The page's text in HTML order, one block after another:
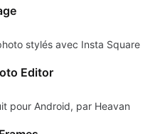
stylés avec Insta Square
Editor
pour Android, par Heavan